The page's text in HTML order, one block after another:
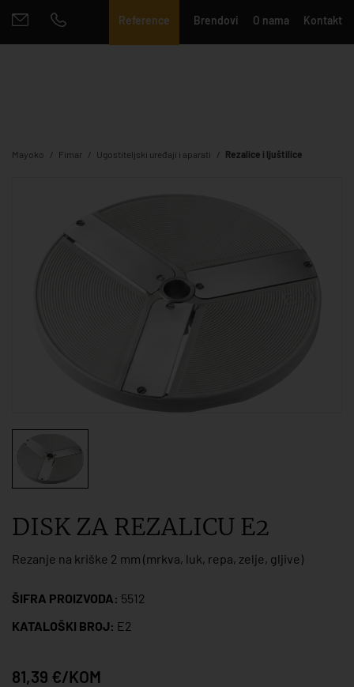
Reference Brendovi O nama Kontakt
Mayoko Fimar Ugostiteljski uređaji i aparati Rezalice i ljuštilice
DISK ZA REZALICU E2
Rezanje na kriške 2 mm (mrkva, luk, repa, zelje, gljive)
ŠIFRA PROIZVODA: 5512
KATALOŠKI BROJ: E2
81,39 €/KOM